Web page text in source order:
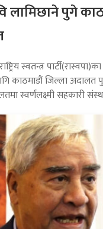
लामिछाने पुगे
स्वतन्त्र
काठमाडौं जिल्ला अदालत
स्वर्णलक्ष्मी सहकारी